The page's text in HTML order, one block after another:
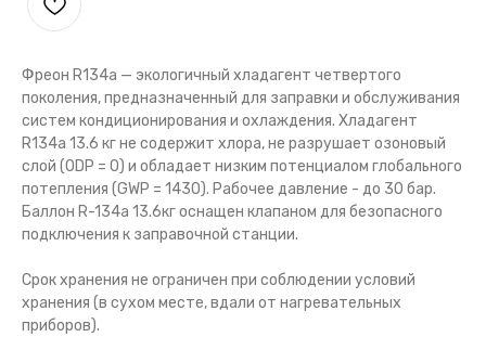
Фреон R134a — экологичный хладагент четвертого
поколения, предназначенный для заправки и обслуживания
систем кондиционирования и охлаждения. Хладагент
R134a 13.6 кг не содержит хлора, не разрушает озоновый
слой (ODP = 0) и обладает низким потенциалом глобального
потепления (GWP = 1430). Рабочее давление - до 30 бар.
Баллон R-134a 13.6кг оснащен клапаном для безопасного
подключения к заправочной станции.
Срок хранения не ограничен при соблюдении условий
хранения (в сухом месте, вдали от нагревательных
приборов).